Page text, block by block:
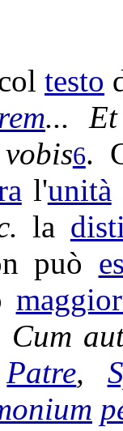
testo
...
6.
l'unità
la
può
Cum
Patre,